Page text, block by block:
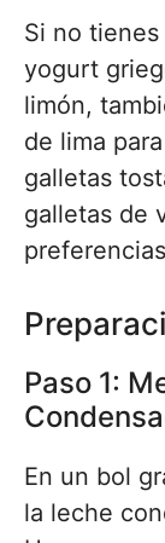
Si no
yogurt
limón,
de lima
galletas
galletas de
Paso 1:
En un bol
la leche